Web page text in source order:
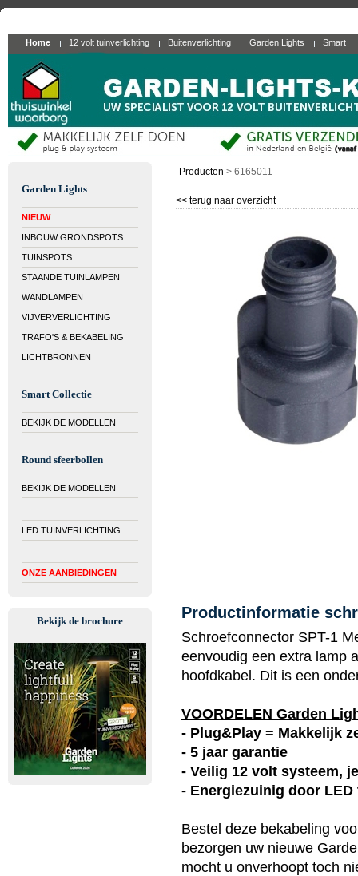
Home 12 volt tuinverlichting Buitenverlichting Garden Lights Smart
Garden Lights
NIEUW
INBOUW GRONDSPOTS
TUINSPOTS
STAANDE TUINLAMPEN
WANDLAMPEN
VIJVERVERLICHTING
TRAFO'S & BEKABELING
LICHTBRONNEN
Smart Collectie
BEKIJK DE MODELLEN
Round sfeerbollen
BEKIJK DE MODELLEN
LED TUINVERLICHTING
ONZE AANBIEDINGEN
Bekijk de brochure
Producten > 6165011
<< terug naar overzicht
Productinformatie
Schroefconnector SPT-1
eenvoudig een extra lamp
hoofdkabel. Dit is een
VOORDELEN Garden
- Plug&Play = Makkelijk
- 5 jaar garantie
- Veilig 12 volt systeem,
- Energiezuinig door
Bestel deze bekabeling
bezorgen uw nieuwe
mocht u onverhoopt toch